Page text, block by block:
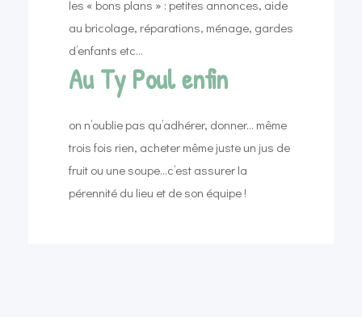
les « bons plans » : petites annonces, aide
au bricolage, réparations, ménage, gardes
d’enfants etc…
Au Ty Poul enfin
on n’oublie pas qu’adhérer, donner… même
trois fois rien, acheter même juste un jus de
fruit ou une soupe…c’est assurer la
pérennité du lieu et de son équipe !